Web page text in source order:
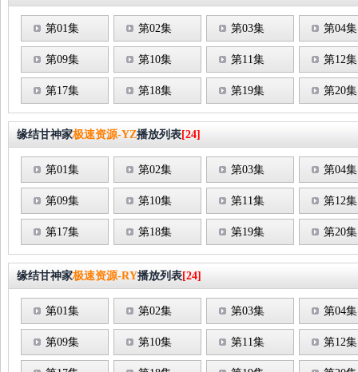
第01集 第02集 第03集 第04集
第09集 第10集 第11集 第12集
第17集 第18集 第19集 第20集
缘结甘神家极速资源-YZ播放列表[24]
第01集 第02集 第03集 第04集
第09集 第10集 第11集 第12集
第17集 第18集 第19集 第20集
缘结甘神家极速资源-RY播放列表[24]
第01集 第02集 第03集 第04集
第09集 第10集 第11集 第12集